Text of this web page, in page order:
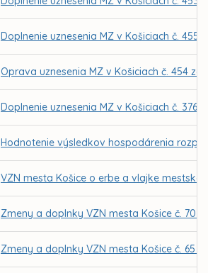
Doplnenie uznesenia MZ v Košiciach č. 455
Oprava uznesenia MZ v Košiciach č. 454
Doplnenie uznesenia MZ v Košiciach č. 376
Hodnotenie výsledkov hospodárenia
VZN mesta Košice o erbe a vlajke
Zmeny a doplnky VZN mesta Košice č. 70
Zmeny a doplnky VZN mesta Košice č. 65